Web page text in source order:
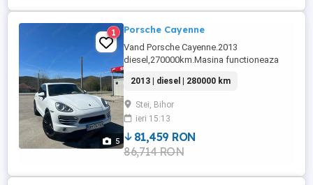
5
1 Porsche Cayenne
Vand Porsche Cayenne.2013
diesel,270000km.Masina functioneaza
2013 | diesel | 280000 km
Stei, Bihor
ieri 15:13
81,459 RON
86,714 RON